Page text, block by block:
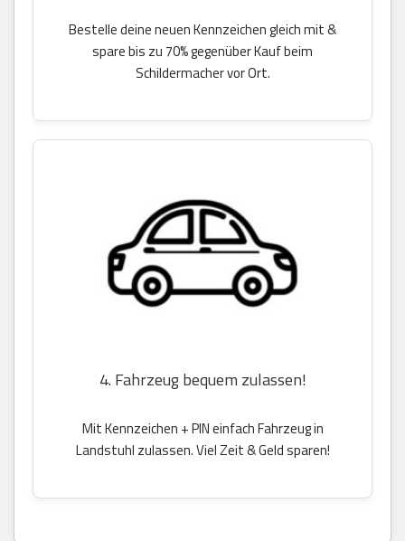
Bestelle deine neuen Kennzeichen gleich mit &
spare bis zu 70% gegenüber Kauf beim
Schildermacher vor Ort.
4. Fahrzeug bequem zulassen!
Mit Kennzeichen + PIN einfach Fahrzeug in
Landstuhl zulassen. Viel Zeit & Geld sparen!